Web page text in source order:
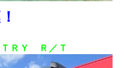
ＲＹ Ｒ／Ｔ